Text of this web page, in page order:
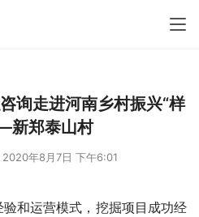
询走进河南乡村振兴“样
新郑泰山村
2020年8月7日 下午6:01
验和运营模式，挖掘项目成功经